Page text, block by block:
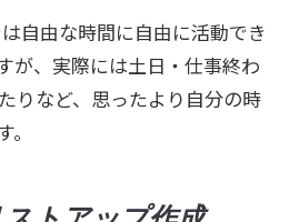
自由な時間に自由に活動でき
が、実際には土日・仕事終わ
りなど、思ったより自分の時